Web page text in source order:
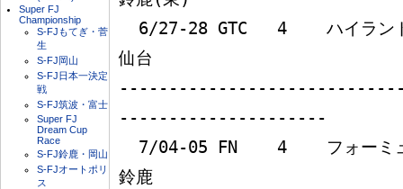
Super FJ
Championship
S-FJもてぎ・菅
生
S-FJ岡山
S-FJ日本一決定
戦
S-FJ筑波・富士
Super FJ
Dream Cup
Race
S-FJ鈴鹿・岡山
S-FJオートポリ
ス
仙台
---------------------
鈴鹿